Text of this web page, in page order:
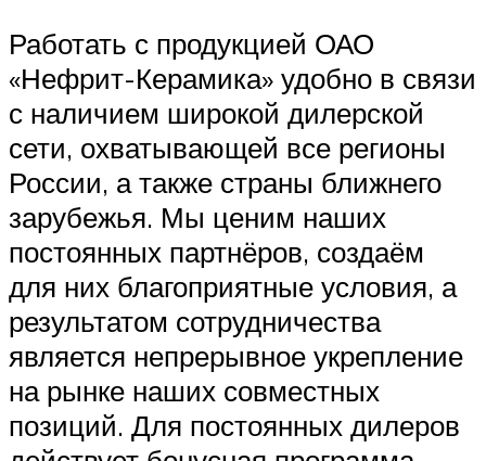
Работать с продукцией ОАО
«Нефрит-Керамика» удобно в связи
с наличием широкой дилерской
сети, охватывающей все регионы
России, а также страны ближнего
зарубежья. Мы ценим наших
постоянных партнёров, создаём
для них благоприятные условия, а
результатом сотрудничества
является непрерывное укрепление
на рынке наших совместных
позиций. Для постоянных дилеров